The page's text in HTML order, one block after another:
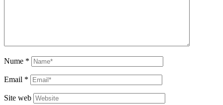
Nume *
Email *
Site web